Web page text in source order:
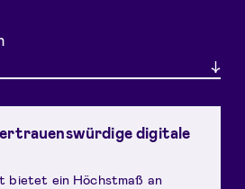
digitale
bietet ein Höchstmaß an